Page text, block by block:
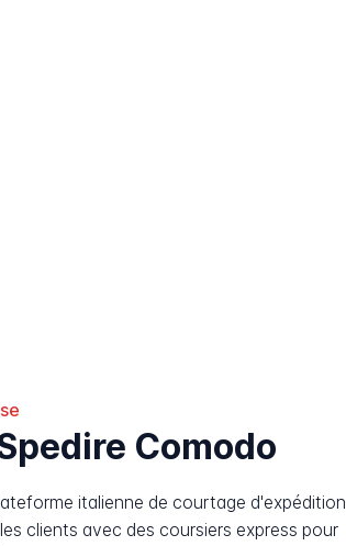
Comodo
italienne de courtage d'expédition
clients avec des coursiers express pour